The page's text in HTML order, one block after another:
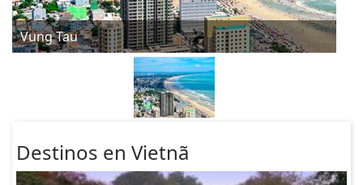
Vung Tau
Destinos en Vietnã